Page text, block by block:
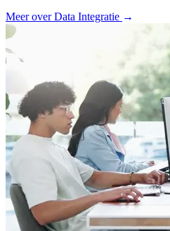
Meer over Data Integratie →